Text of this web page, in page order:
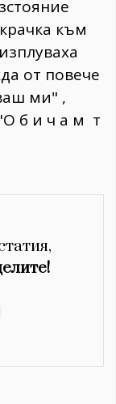
към
от повече
ми" ,
б и ч а м т